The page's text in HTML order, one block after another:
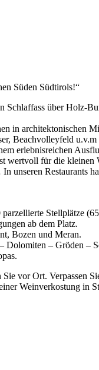
Süden Südtirols!“
Schlaffass über Holz-
in architektonischen
Beachvolleyfeld
erlebnisreichen
wertvoll für die kleinen
unseren Restaurants
Stellplätze
ab dem Platz.
Bozen und Meran.
– Gröden –
vor Ort. Verpassen
Weinverkostung in